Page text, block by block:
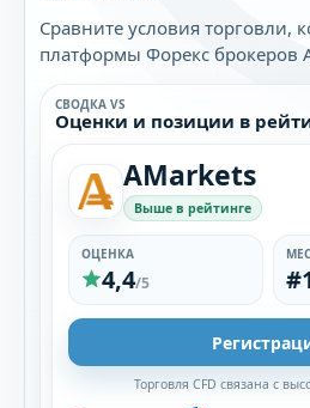
Сравните условия торговли,
платформы Форекс брокеров
Узнайте, какой брокер
вам.
СВОДКА VS
Оценки и позиции в
AMarkets
Выше в рейтинге
ОЦЕНКА
4,4/5
Торговля CFD связана с